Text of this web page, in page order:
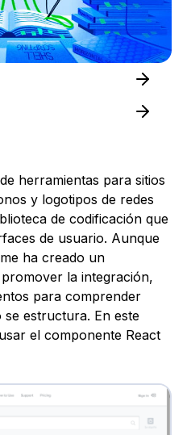
herramientas para sitios
y logotipos de redes
de codificación que
de usuario. Aunque
ha creado un
la integración,
para comprender
estructura. En este
el componente React